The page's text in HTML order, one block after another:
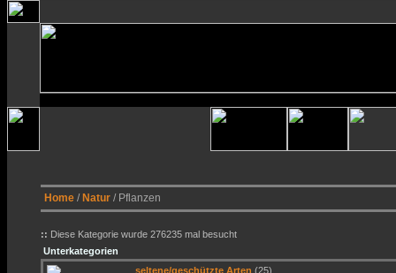
Home / Natur / Pflanzen
:: Diese Kategorie wurde 276235 mal besucht
Unterkategorien
seltene/geschützte Arten (25)